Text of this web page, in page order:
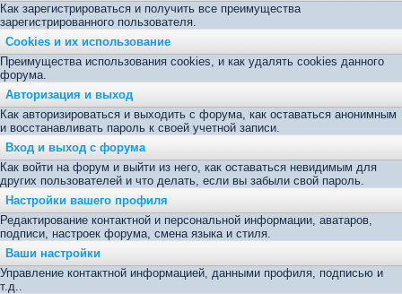
Как зарегистрироваться и получить все преимущества
зарегистрированного пользователя.
Cookies и их использование
Преимущества использования cookies, и как удалять cookies данного
форума.
Авторизация и выход
Как авторизироваться и выходить с форума, как оставаться анонимным
и восстанавливать пароль к своей учетной записи.
Вход и выход с форума
Как войти на форум и выйти из него, как оставаться невидимым для
других пользователей и что делать, если вы забыли свой пароль.
Настройки вашего профиля
Редактирование контактной и персональной информации, аватаров,
подписи, настроек форума, смена языка и стиля.
Ваши настройки
Управление контактной информацией, данными профиля, подписью и
т.д..